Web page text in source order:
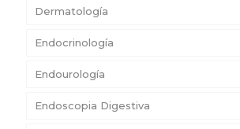
Dermatología
Endocrinología
Endourología
Endoscopia Digestiva